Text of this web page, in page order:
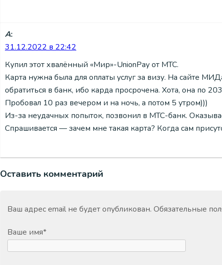
А:
31.12.2022 в 22:42
Купил этот хвалённый «Мир»-UnionPay от МТС.
Карта нужна была для оплаты услуг за визу. На сайте
обратиться в банк, ибо карда просрочена. Хота, она по
Пробовал 10 раз вечером и на ночь, а потом 5 утром)))
Из-за неудачных попыток, позвонил в МТС-банк.
Спрашивается — зачем мне такая карта? Когда сам
Оставить комментарий
Ваш адрес email не будет опубликован. Обязательные
Ваше имя*